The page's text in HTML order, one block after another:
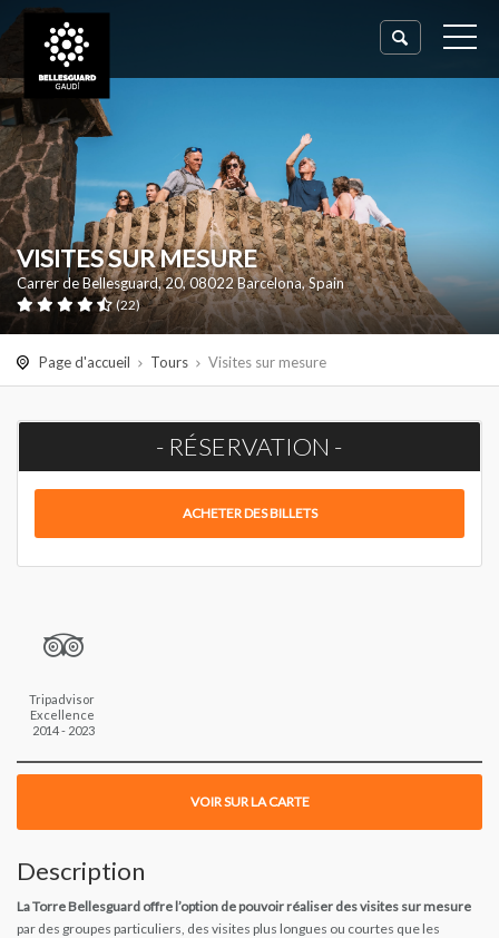
VISITES SUR MESURE
Carrer de Bellesguard, 20, 08022 Barcelona, Spain
(22)
Page d'accueil Tours Visites sur mesure
Tripadvisor
Excellence
2014 - 2023
VOIR SUR LA CARTE
Description
La Torre Bellesguard offre l’option de pouvoir réaliser des visites sur mesure
par des groupes particuliers, des visites plus longues ou courtes que les
- RÉSERVATION -
ACHETER DES BILLETS